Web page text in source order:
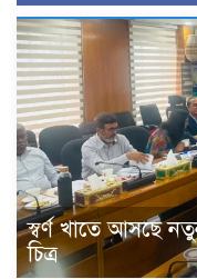
স্বর্ণ খাতে আসছে
চিত্র